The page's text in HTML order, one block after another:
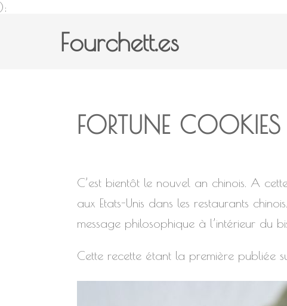
);
Fourchett.es
FORTUNE
C’est bientôt le nouvel an chinois. A
aux Etats-Unis dans les restaurants
message philosophique à l’intérieur du
Cette recette étant la première publiée